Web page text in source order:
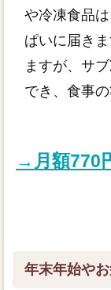
や冷凍食品
ぱいに届き
ますが、サ
でき、食事
→月額770
年末年始や